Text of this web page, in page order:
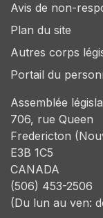
Avis de non-
Plan du site
Autres corps
Portail du
Assemblée
706, rue Queen
Fredericton
E3B 1C5
CANADA
(506) 453-2506
(Du lun au ven: